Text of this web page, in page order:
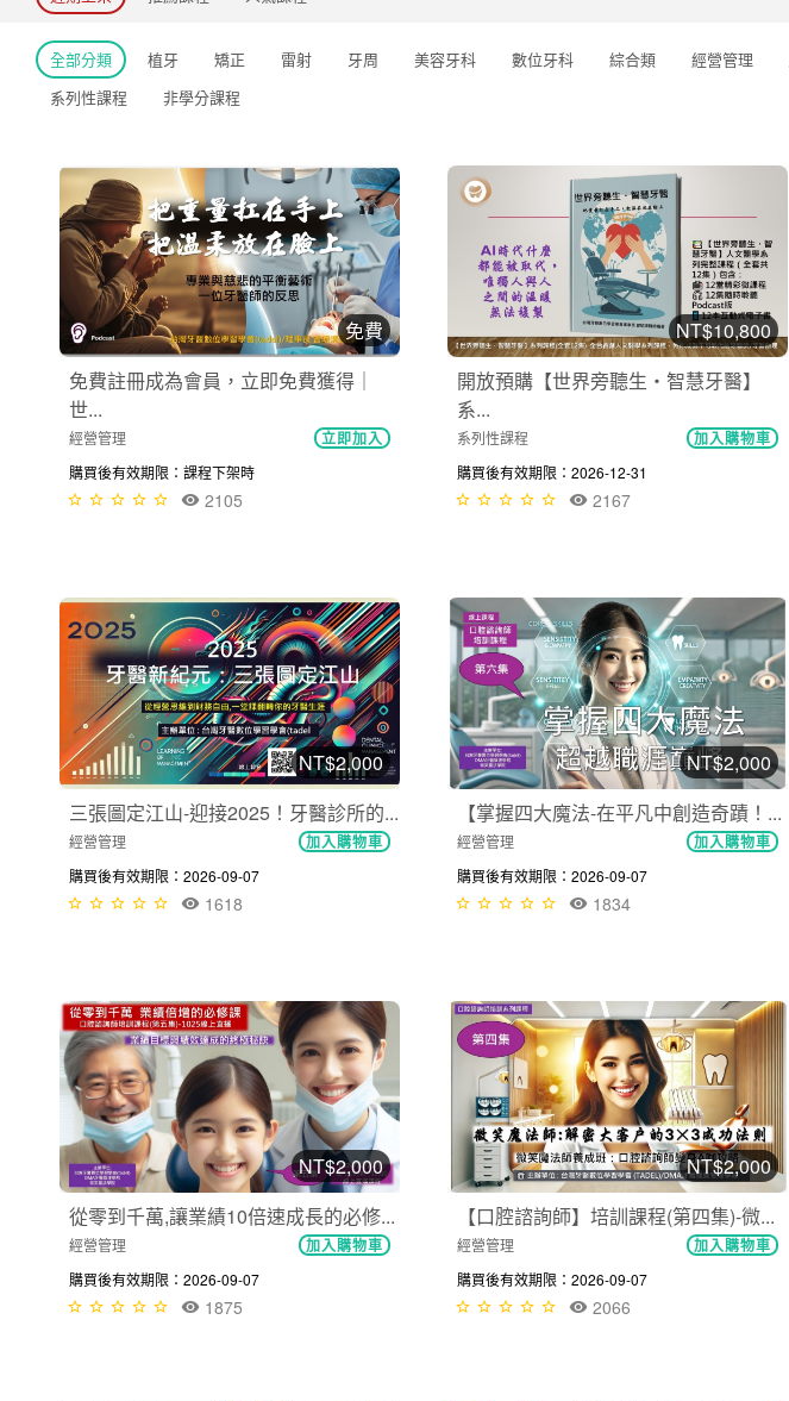
全部分類 植牙 矯正 雷射 牙周 美容牙科 數位牙科 綜合類 經營管理
系列性課程
非學分課程
免費
免費註冊成為會員，立即免費獲得｜
世...
經營管理 立即加入
購買後有效期限：課程下架時
2105
NT$10,800
開放預購【世界旁聽生・智慧牙醫】
系...
系列性課程 加入購物車
購買後有效期限：2026-12-31
2167
NT$2,000
三張圖定江山-迎接2025！牙醫診所的...
經營管理 加入購物車
購買後有效期限：2026-09-07
1618
NT$2,000
【掌握四大魔法-在平凡中創造奇蹟！...
經營管理 加入購物車
購買後有效期限：2026-09-07
1834
NT$2,000
從零到千萬,讓業績10倍速成長的必修...
經營管理 加入購物車
購買後有效期限：2026-09-07
1875
NT$2,000
【口腔諮詢師】培訓課程(第四集)-微...
經營管理 加入購物車
購買後有效期限：2026-09-07
2066